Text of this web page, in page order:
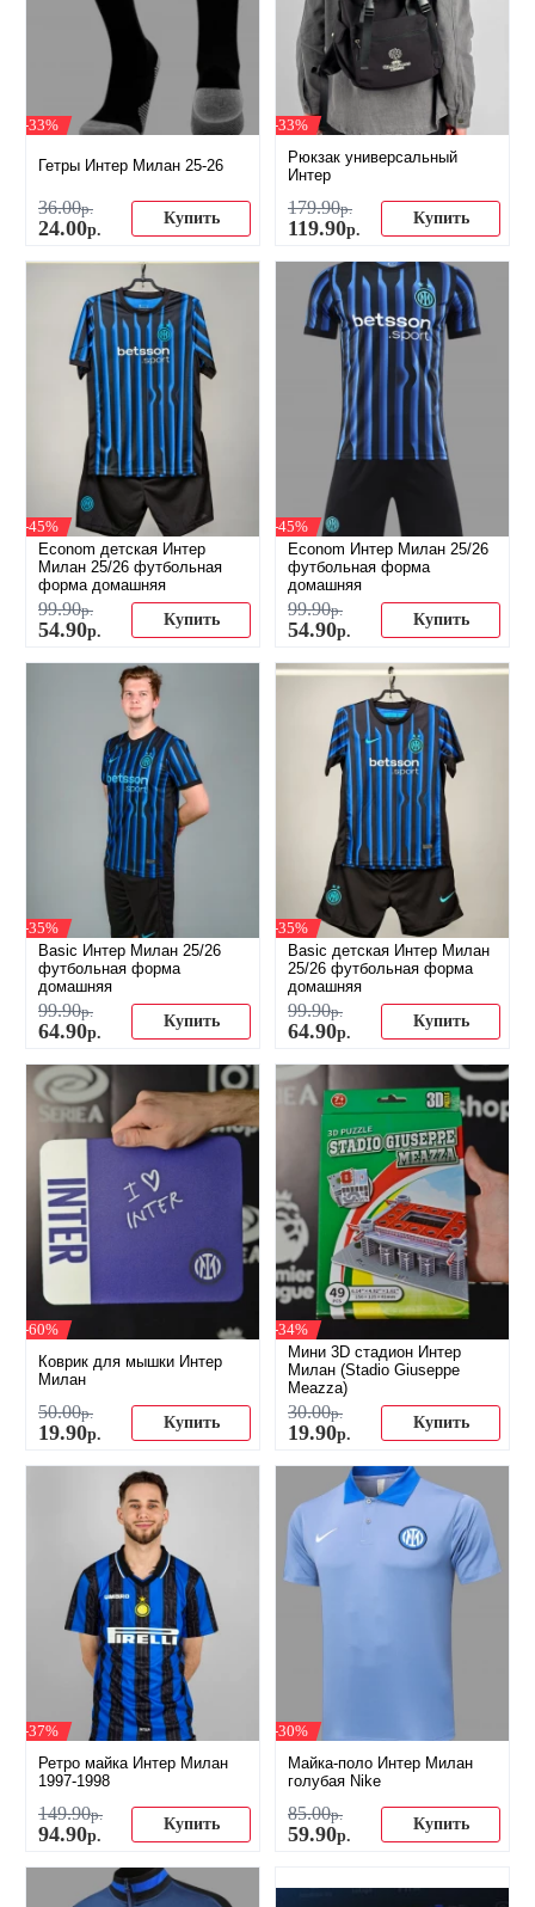
-33%
Гетры Интер Милан 25-26
36.00р.
24.00р.
Купить
-33%
Рюкзак универсальный
Интер
179.90р.
119.90р.
Купить
-45%
Econom детская Интер
Милан 25/26 футбольная
форма домашняя
99.90р.
54.90р.
Купить
-45%
Econom Интер Милан 25/26
футбольная форма
домашняя
99.90р.
54.90р.
Купить
-35%
Basic Интер Милан 25/26
футбольная форма
домашняя
99.90р.
64.90р.
Купить
-35%
Basic детская Интер Милан
25/26 футбольная форма
домашняя
99.90р.
64.90р.
Купить
-60%
Коврик для мышки Интер
Милан
50.00р.
19.90р.
Купить
-34%
Мини 3D стадион Интер
Милан (Stadio Giuseppe
Meazza)
30.00р.
19.90р.
Купить
-37%
Ретро майка Интер Милан
1997-1998
149.90р.
94.90р.
Купить
-30%
Майка-поло Интер Милан
голубая Nike
85.00р.
59.90р.
Купить